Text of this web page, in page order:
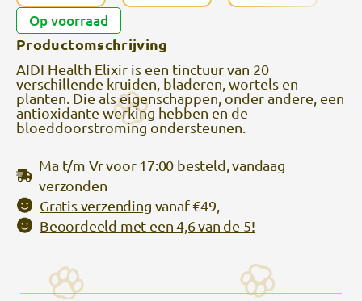
Op voorraad
Productomschrijving
AIDI Health Elixir is een tinctuur van 20
verschillende kruiden, bladeren, wortels en
planten. Die als eigenschappen, onder andere, een
antioxidante werking hebben en de
bloeddoorstroming ondersteunen.
Ma t/m Vr voor 17:00 besteld, vandaag
verzonden
Gratis verzending vanaf €49,-
Beoordeeld met een 4,6 van de 5!